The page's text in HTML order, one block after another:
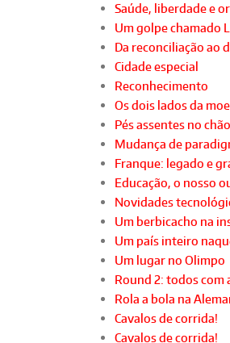
Saúde, liberdade e
Um golpe chamado
Da reconciliação ao
Cidade especial
Reconhecimento
Os dois lados da
Pés assentes no chão
Mudança de
Franque: legado e
Educação, o nosso
Novidades
Um berbicacho na
Um país inteiro
Um lugar no Olimpo
Round 2: todos com
Rola a bola na
Cavalos de corrida!
Cavalos de corrida!